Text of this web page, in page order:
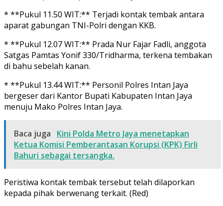
* **Pukul 11.50 WIT:** Terjadi kontak tembak antara
aparat gabungan TNI-Polri dengan KKB.
* **Pukul 12.07 WIT:** Prada Nur Fajar Fadli, anggota
Satgas Pamtas Yonif 330/Tridharma, terkena tembakan
di bahu sebelah kanan.
* **Pukul 13.44 WIT:** Personil Polres Intan Jaya
bergeser dari Kantor Bupati Kabupaten Intan Jaya
menuju Mako Polres Intan Jaya.
Baca juga
Kini Polda Metro Jaya menetapkan
Ketua Komisi Pemberantasan Korupsi (KPK) Firli
Bahuri sebagai tersangka.
Peristiwa kontak tembak tersebut telah dilaporkan
kepada pihak berwenang terkait. (Red)